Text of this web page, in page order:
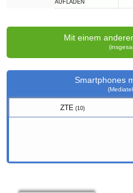
AUFLADEN
Mit einem
Smartphones
ZTE (10)